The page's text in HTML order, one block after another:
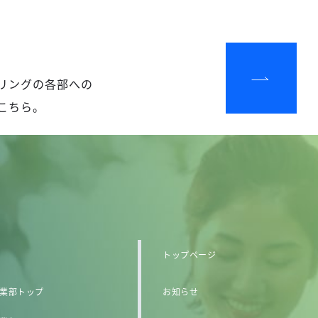
ングの各部への
ら。
部トップ
トップページ
お知らせ